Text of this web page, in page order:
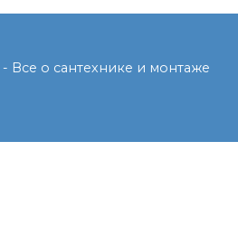
Все о сантехнике и монтаже